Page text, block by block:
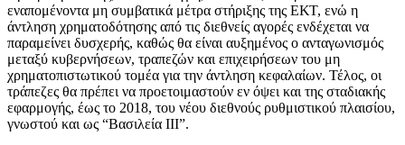
εναπομένοντα μη συμβατικά μέτρα στήριξης της ΕΚΤ, ενώ η
άντληση χρηματοδότησης από τις διεθνείς αγορές ενδέχεται να
παραμείνει δυσχερής, καθώς θα είναι αυξημένος ο ανταγωνισμός
μεταξύ κυβερνήσεων, τραπεζών και επιχειρήσεων του μη
χρηματοπιστωτικού τομέα για την άντληση κεφαλαίων. Τέλος, οι
τράπεζες θα πρέπει να προετοιμαστούν εν όψει και της σταδιακής
εφαρμογής, έως το 2018, του νέου διεθνούς ρυθμιστικού πλαισίου,
γνωστού και ως “Βασιλεία ΙΙΙ”.